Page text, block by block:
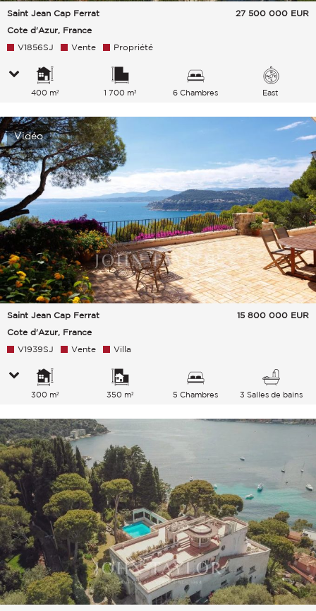
Saint Jean Cap Ferrat
Cote d'Azur, France
27 500 000 EUR
V1856SJ Vente Propriété
400 m² 1 700 m² 6 Chambres East
Vidéo
Saint Jean Cap Ferrat
Cote d'Azur, France
15 800 000 EUR
V1939SJ Vente Villa
300 m² 350 m² 5 Chambres 3 Salles de bains